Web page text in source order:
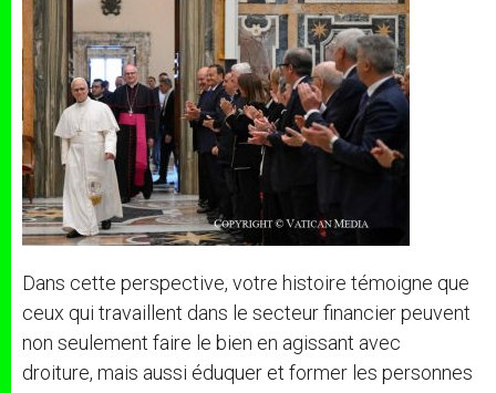
Dans cette perspective, votre histoire témoigne que
ceux qui travaillent dans le secteur financier peuvent
non seulement faire le bien en agissant avec
droiture, mais aussi éduquer et former les personnes